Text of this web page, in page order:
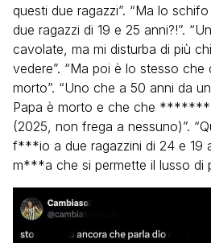
questi due ragazzi”. “Ma lo
due ragazzi di 19 e 25 anni?!”.
cavolate, ma mi disturba di più
vedere”. “Ma poi è lo stesso che
morto”. “Uno che a 50 anni da
Papa è morto e che che
(2025, non frega a nessuno)”.
f***io a due ragazzini di 24 e 19
m***a che si permette il lusso di